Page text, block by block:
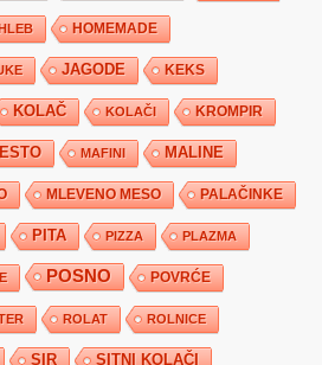
HLEB HOMEMADE
JAGODE KEKS
KOLAČ KOLAČI KROMPIR
MAFINI MALINE
MLEVENO MESO PALAČINKE
PITA PIZZA PLAZMA
POSNO POVRĆE
ROLAT ROLNICE
SIR SITNI KOLAČI